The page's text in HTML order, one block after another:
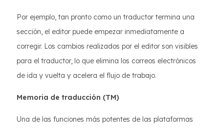
Por ejemplo, tan pronto como un traductor termina una
sección, el editor puede empezar inmediatamente a
corregir. Los cambios realizados por el editor son visibles
para el traductor, lo que elimina los correos electrónicos
de ida y vuelta y acelera el flujo de trabajo.
Memoria de traducción (TM)
Una de las funciones más potentes de las plataformas